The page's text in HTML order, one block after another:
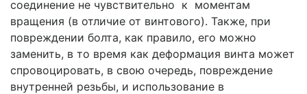
соединение не чувствительно к моментам
вращения (в отличие от винтового). Также, при
повреждении болта, как правило, его можно
заменить, в то время как деформация винта может
спровоцировать, в свою очередь, повреждение
внутренней резьбы, и использование в